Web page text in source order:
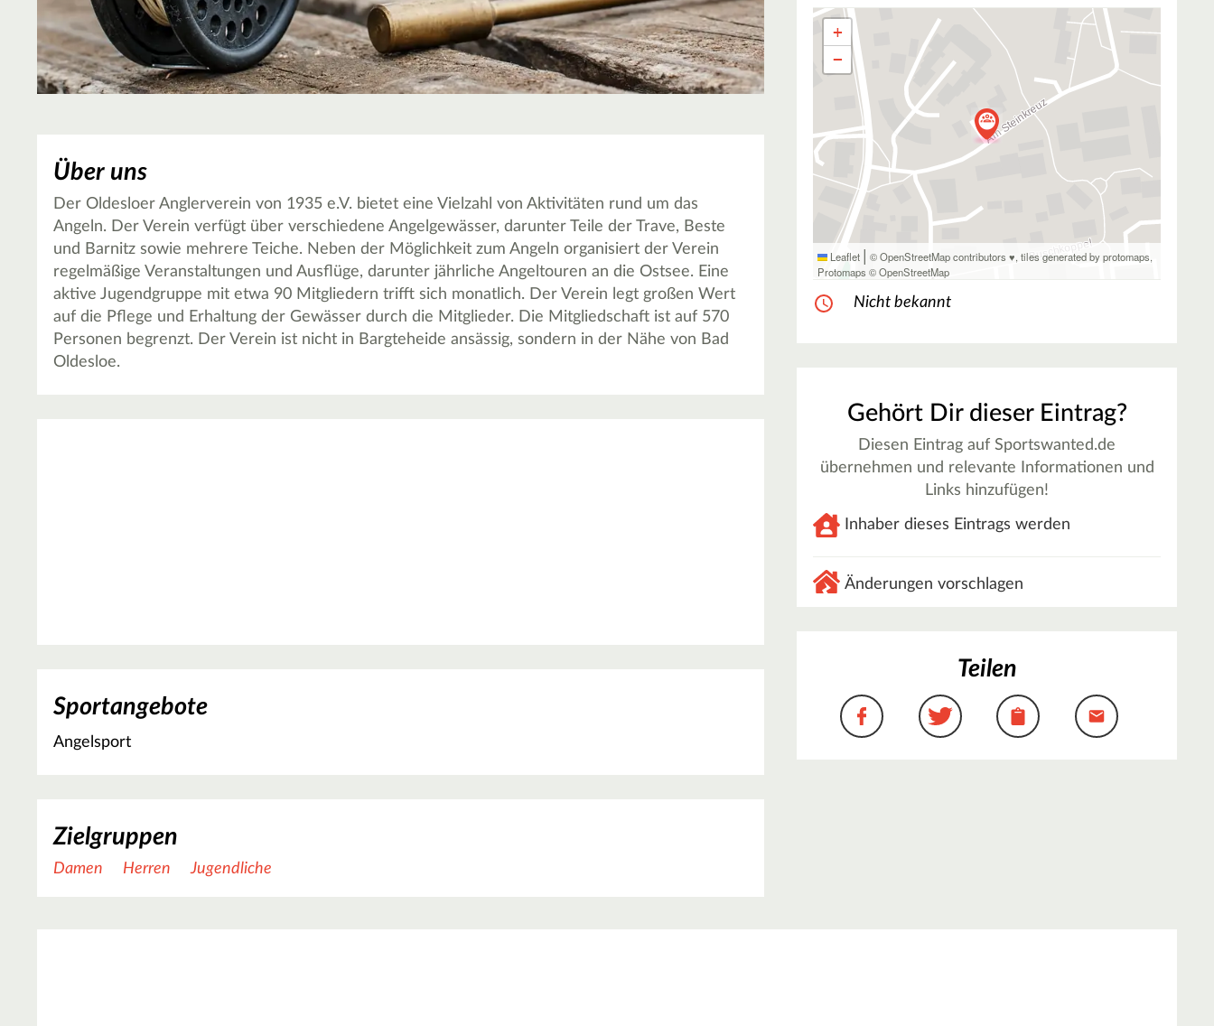
Über uns
Der Oldesloer Anglerverein von 1935 e.V. bietet eine Vielzahl von Aktivitäten rund um das
Angeln. Der Verein verfügt über verschiedene Angelgewässer, darunter Teile der Trave, Beste
und Barnitz sowie mehrere Teiche. Neben der Möglichkeit zum Angeln organisiert der Verein
regelmäßige Veranstaltungen und Ausflüge, darunter jährliche Angeltouren an die Ostsee. Eine
aktive Jugendgruppe mit etwa 90 Mitgliedern trifft sich monatlich. Der Verein legt großen Wert
auf die Pflege und Erhaltung der Gewässer durch die Mitglieder. Die Mitgliedschaft ist auf 570
Personen begrenzt. Der Verein ist nicht in Bargteheide ansässig, sondern in der Nähe von Bad
Oldesloe.
Sportangebote
Angelsport
Zielgruppen
Damen Herren Jugendliche
+
−
Leaflet | © OpenStreetMap contributors ♥,tiles generated by protomaps
Protomaps ©OpenStreetMap
Nicht bekannt
Gehört Dir dieser Eintrag?
Diesen Eintrag auf Sportswanted.de
übernehmen und relevante Informationen und
Links hinzufügen!
Inhaber dieses Eintrags werden
Änderungen vorschlagen
Teilen